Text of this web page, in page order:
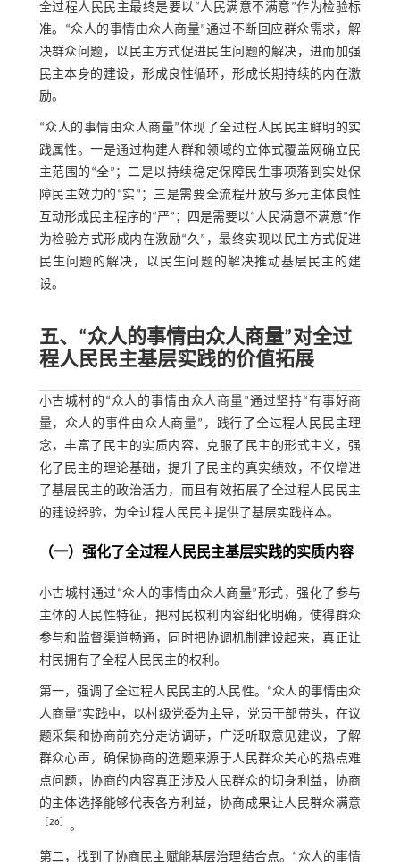
全过程人民民主最终是要以“人民满意不满意”作为检验标
准。“众人的事情由众人商量”通过不断回应群众需求，解
决群众问题，以民主方式促进民生问题的解决，进而加强
民主本身的建设，形成良性循环，形成长期持续的内在激
励。
“众人的事情由众人商量”体现了全过程人民民主鲜明的实
践属性。一是通过构建人群和领域的立体式覆盖网确立民
主范围的“全”；二是以持续稳定保障民生事项落到实处保
障民主效力的“实”；三是需要全流程开放与多元主体良性
互动形成民主程序的“严”；四是需要以“人民满意不满意”作
为检验方式形成内在激励“久”，最终实现以民主方式促进
民生问题的解决，以民生问题的解决推动基层民主的建
设。
五、“众人的事情由众人商量”对全过
程人民民主基层实践的价值拓展
小古城村的“众人的事情由众人商量”通过坚持“有事好商
量，众人的事件由众人商量”，践行了全过程人民民主理
念，丰富了民主的实质内容，克服了民主的形式主义，强
化了民主的理论基础，提升了民主的真实绩效，不仅增进
了基层民主的政治活力，而且有效拓展了全过程人民民主
的建设经验，为全过程人民民主提供了基层实践样本。
（一）强化了全过程人民民主基层实践的实质内容
小古城村通过“众人的事情由众人商量”形式，强化了参与
主体的人民性特征，把村民权利内容细化明确，使得群众
参与和监督渠道畅通，同时把协调机制建设起来，真正让
村民拥有了全程人民民主的权利。
第一，强调了全过程人民民主的人民性。“众人的事情由众
人商量”实践中，以村级党委为主导，党员干部带头，在议
题采集和协商前充分走访调研，广泛听取意见建议，了解
群众心声，确保协商的选题来源于人民群众关心的热点难
点问题，协商的内容真正涉及人民群众的切身利益，协商
的主体选择能够代表各方利益，协商成果让人民群众满意
26］ 。
第二，找到了协商民主赋能基层治理结合点。“众人的事情